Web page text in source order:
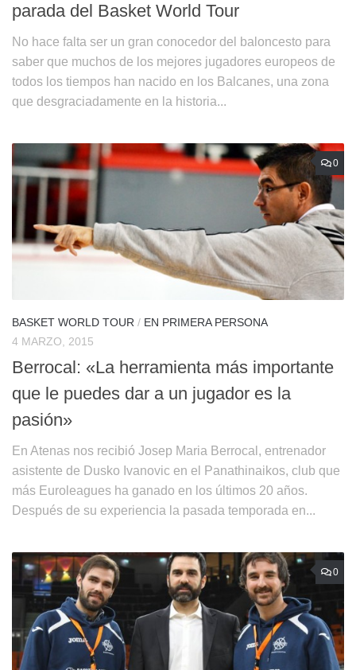
parada del Basket World Tour
No hace falta ser un gran conocedor del baloncesto para
saber que muchos de los mejores jugadores europeos de
todos los tiempos han nacido en los Balcanes, una zona
que desgraciadamente en la historia...
0
BASKET WORLD TOUR / EN PRIMERA PERSONA
4 MARZO, 2015
Berrocal: «La herramienta más importante
que le puedes dar a un jugador es la
pasión»
En Atenas nos recibió Josep Maria Berrocal, entrenador
asistente de Dusko Ivanovic en el Panathinaikos, club que
más Euroleagues ha ganado en los últimos 20 años.
Después de su experiencia la pasada temporada en...
0